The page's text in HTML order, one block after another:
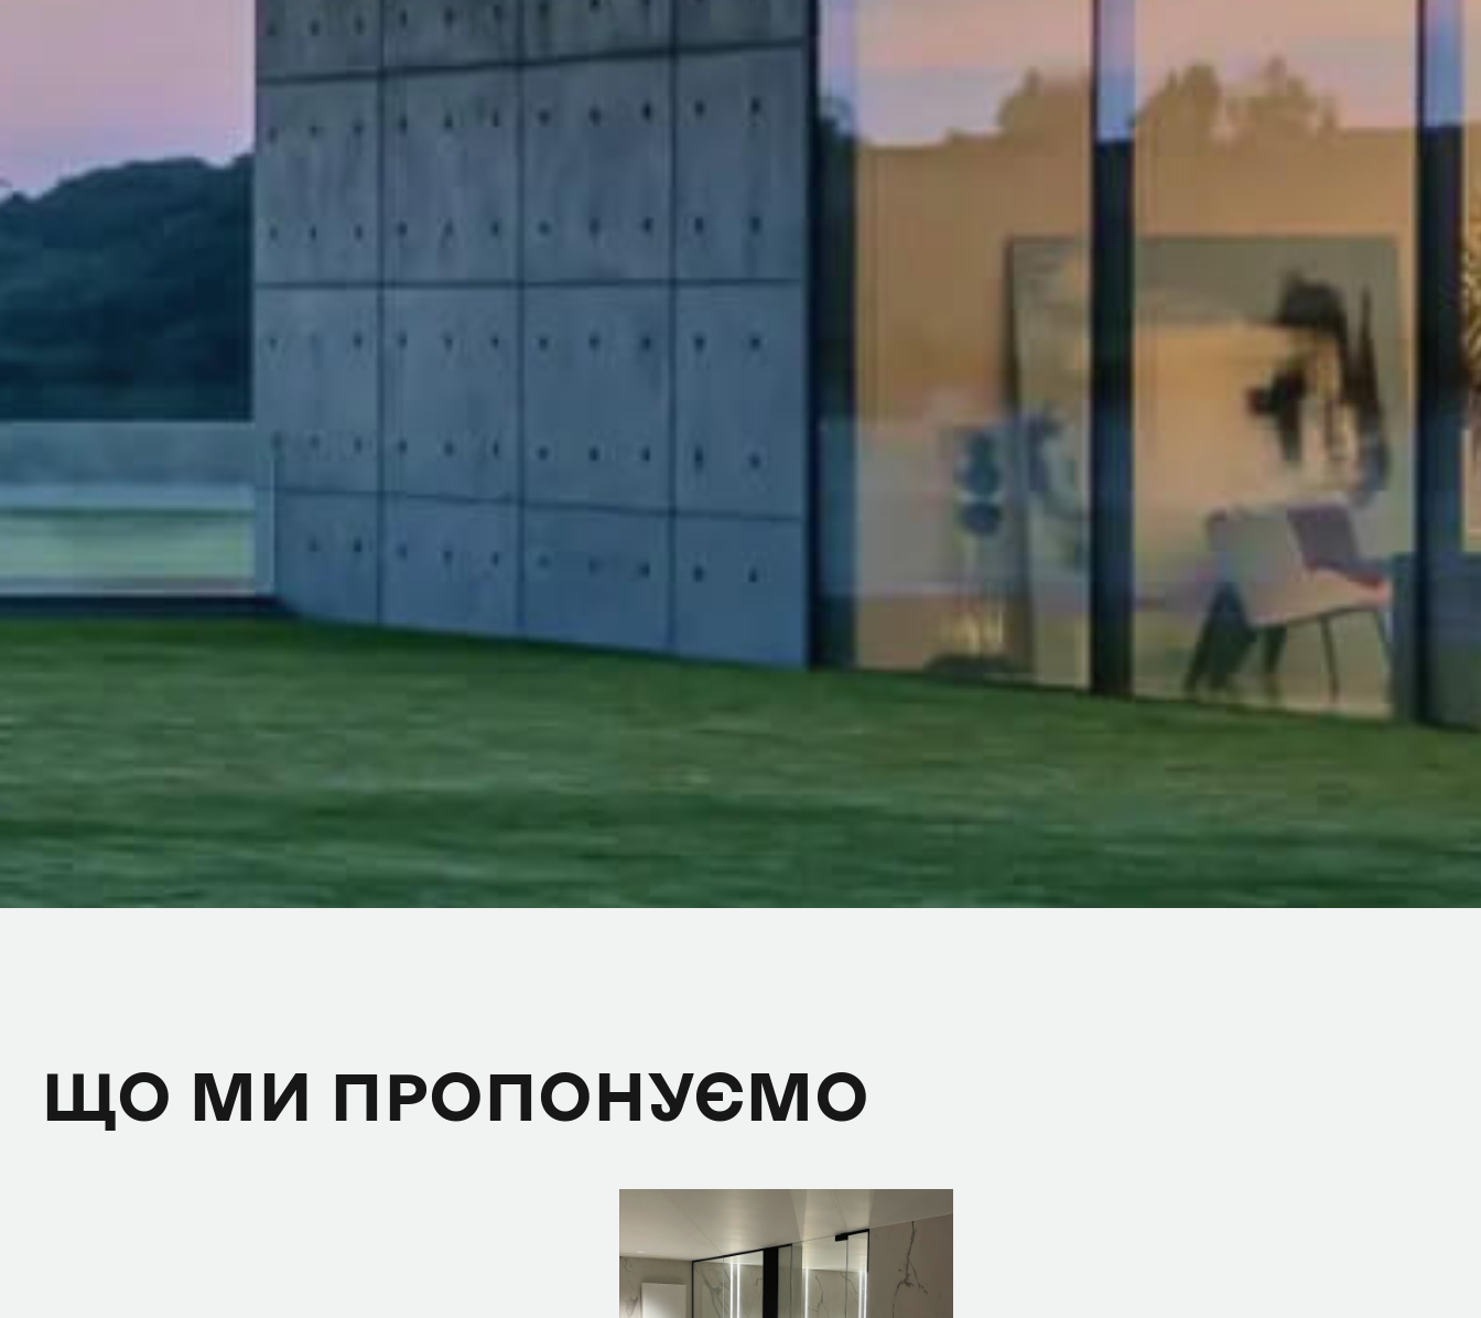
ЩО МИ ПРОПОНУЄМО